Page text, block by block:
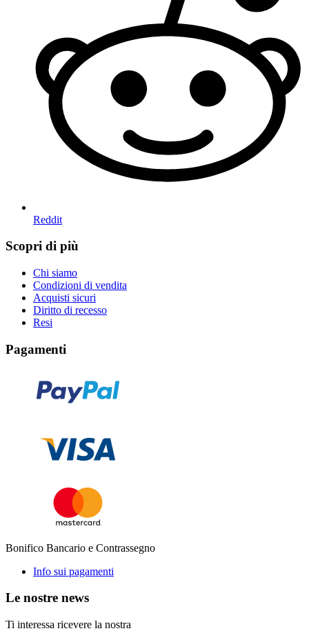
Reddit
Scopri di più
Chi siamo
Condizioni di vendita
Acquisti sicuri
Diritto di recesso
Resi
Pagamenti
Bonifico Bancario e Contrassegno
Info sui pagamenti
Le nostre news
Ti interessa ricevere la nostra